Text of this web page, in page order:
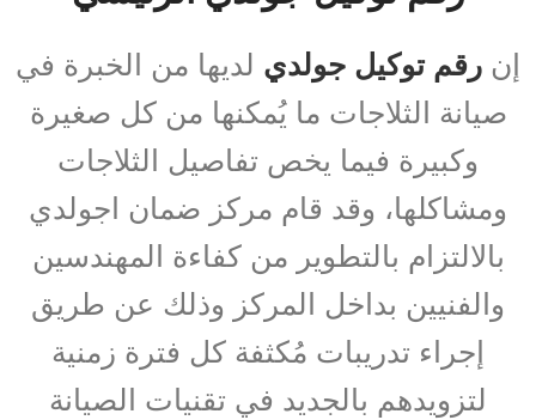
إن رقم توكيل جولدي لديها من الخبرة في
صيانة الثلاجات ما يُمكنها من كل صغيرة
وكبيرة فيما يخص تفاصيل الثلاجات
ومشاكلها، وقد قام مركز ضمان اجولدي
بالالتزام بالتطوير من كفاءة المهندسين
والفنيين بداخل المركز وذلك عن طريق
إجراء تدريبات مُكثفة كل فترة زمنية
لتزويدهم بالجديد في تقنيات الصيانة